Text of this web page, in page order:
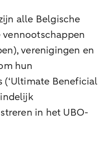
alle Belgische
verenigingen en
hun
(‘Ultimate Beneficial
in het UBO-